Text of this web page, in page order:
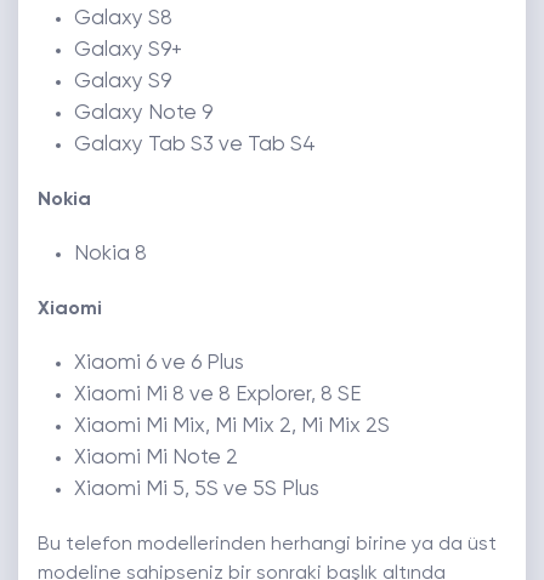
Galaxy S8
Galaxy S9+
Galaxy S9
Galaxy Note 9
Galaxy Tab S3 ve Tab S4
Nokia
Nokia 8
Xiaomi
Xiaomi 6 ve 6 Plus
Xiaomi Mi 8 ve 8 Explorer, 8 SE
Xiaomi Mi Mix, Mi Mix 2, Mi Mix 2S
Xiaomi Mi Note 2
Xiaomi Mi 5, 5S ve 5S Plus
Bu telefon modellerinden herhangi birine ya da üst
modeline sahipseniz bir sonraki başlık altında